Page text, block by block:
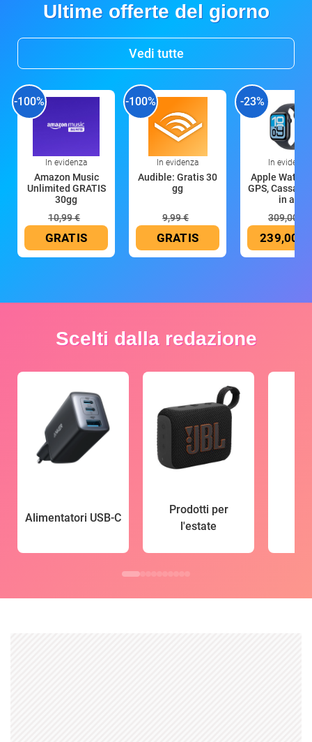
Ultime offerte del giorno
Vedi tutte
-100%
In evidenza
Amazon Music
Unlimited GRATIS
30gg
10,99 €
GRATIS
-100%
In evidenza
Audible: Gratis 30
gg
9,99 €
GRATIS
-23%
In evidenza
Apple Watch
GPS, Cassa
in all
309,00 €
239,00 €
Scelti dalla redazione
Alimentatori USB-C
Prodotti per
l'estate